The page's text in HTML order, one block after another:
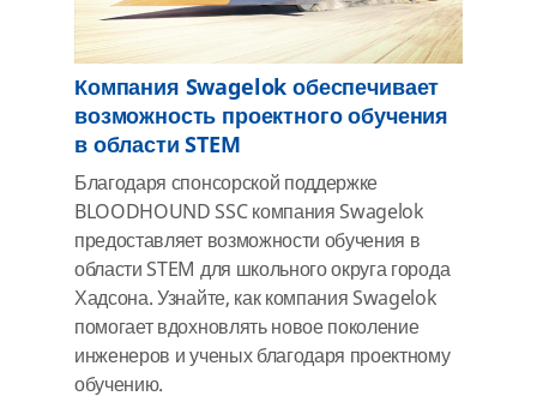
Компания Swagelok обеспечивает
возможность проектного обучения
в области STEM
Благодаря спонсорской поддержке
BLOODHOUND SSC компания Swagelok
предоставляет возможности обучения в
области STEM для школьного округа города
Хадсона. Узнайте, как компания Swagelok
помогает вдохновлять новое поколение
инженеров и ученых благодаря проектному
обучению.